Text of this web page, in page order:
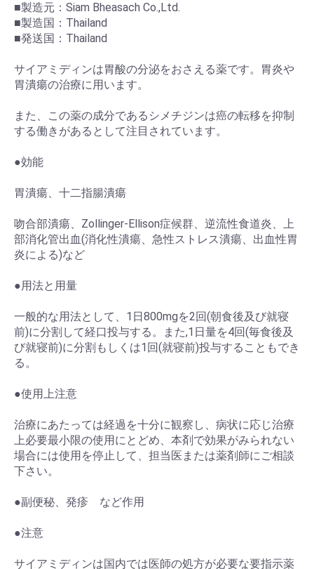
■製造元：Siam Bheasach Co.,Ltd.
■製造国：Thailand
■発送国：Thailand
サイアミディンは胃酸の分泌をおさえる薬です。胃炎や
胃潰瘍の治療に用います。
また、この薬の成分であるシメチジンは癌の転移を抑制
する働きがあるとして注目されています。
●効能
胃潰瘍、十二指腸潰瘍
吻合部潰瘍、Zollinger-Ellison症候群、逆流性食道炎、上
部消化管出血(消化性潰瘍、急性ストレス潰瘍、出血性胃
炎による)など
●用法と用量
一般的な用法として、1日800mgを2回(朝食後及び就寝
前)に分割して経口投与する。また,1日量を4回(毎食後及
び就寝前)に分割もしくは1回(就寝前)投与することもでき
る。
●使用上注意
治療にあたっては経過を十分に観察し、病状に応じ治療
上必要最小限の使用にとどめ、本剤で効果がみられない
場合には使用を停止して、担当医または薬剤師にご相談
下さい。
●副便秘、発疹 など作用
●注意
サイアミディンは国内では医師の処方が必要な要指示薬